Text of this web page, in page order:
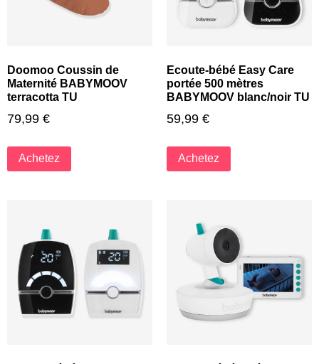
Doomoo Coussin de
Maternité BABYMOOV
terracotta TU
79,99 €
Achetez
Ecoute-bébé Easy Care
portée 500 mètres
BABYMOOV blanc/noir TU
59,99 €
Achetez